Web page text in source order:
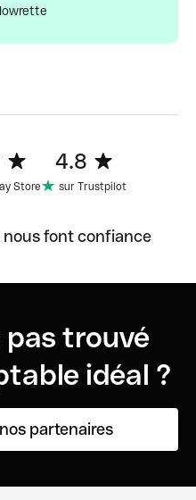
Store
4.8
sur Trustpilot
font confiance
pas trouvé
idéal ?
partenaires